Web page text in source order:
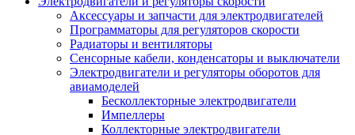
Аксессуары и запчасти для электродвигателей
Программаторы для регуляторов скорости
Радиаторы и вентиляторы
Сенсорные кабели, конденсаторы и выключатели
Электродвигатели и регуляторы оборотов для
авиамоделей
Бесколлекторные электродвигатели
Импеллеры
Коллекторные электродвигатели